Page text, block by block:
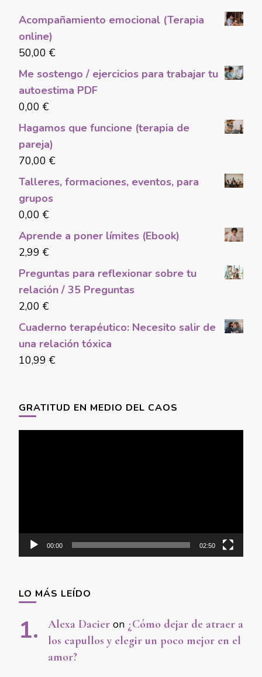
Acompañamiento emocional (Terapia
online)
50,00 €
Me sostengo / ejercicios para trabajar tu
autoestima PDF
0,00 €
Hagamos que funcione (terapia de
pareja)
70,00 €
Talleres, formaciones, eventos, para
grupos
0,00 €
Aprende a poner límites (Ebook)
2,99 €
Preguntas para reflexionar sobre tu
relación / 35 Preguntas
2,00 €
Cuaderno terapéutico: Necesito salir de
una relación tóxica
10,99 €
GRATITUD EN MEDIO DEL CAOS
00:00 02:50
LO MÁS LEÍDO
Alexa Dacier on ¿Cómo dejar de atraer a
los capullos y elegir un poco mejor en el
amor?